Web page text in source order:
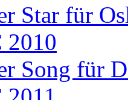
Star für
2010
Song für